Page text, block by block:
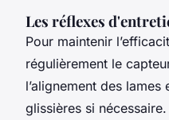
Les réflexes
Pour maintenir
régulièrement le
l’alignement des
glissières si